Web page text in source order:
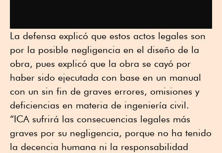
La defensa explicó que estos actos legales son
por la posible negligencia en el diseño de la
obra, pues explicó que la obra se cayó por
haber sido ejecutada con base en un manual
con un sin fin de graves errores, omisiones y
deficiencias en materia de ingeniería civil.
“ICA sufrirá las consecuencias legales más
graves por su negligencia, porque no ha tenido
la decencia humana ni la responsabilidad